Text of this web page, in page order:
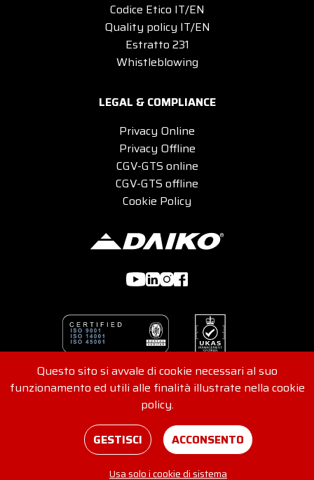
Codice Etico IT/EN
Quality policy IT/EN
Estratto 231
Whistleblowing
LEGAL & COMPLIANCE
Privacy Online
Privacy Offline
CGV-GTS online
CGV-GTS offline
Cookie Policy
© 2026 DAIKO s.r.l - Viale G. Felissent 84/D, 31100 Treviso,
Italia - REA 416562 - P.IVA e C.F. IT04907220265
Consensi
Credits
Questo sito si avvale di cookie necessari al suo
funzionamento ed utili alle finalità illustrate nella cookie
policy.
GESTISCI
ACCONSENTO
Usa solo i cookie di sistema